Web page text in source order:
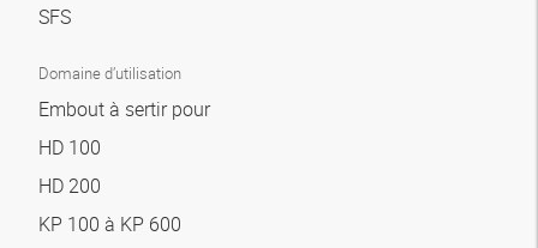
SFS
Domaine d’utilisation
Embout à sertir pour
HD 100
HD 200
KP 100 à KP 600